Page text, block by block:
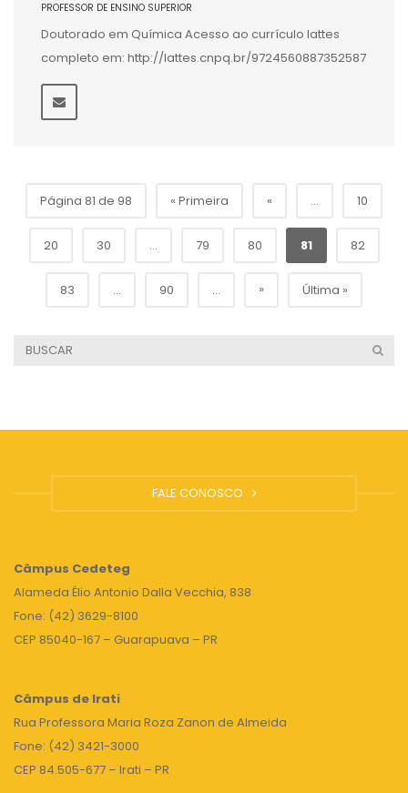
PROFESSOR DE ENSINO SUPERIOR
Doutorado em Química Acesso ao currículo lattes
completo em: http://lattes.cnpq.br/9724560887352587
Página 81 de 98 « Primeira « ... 10
20 30 ... 79 80 81 82
83 ... 90 ... » Última »
FALE CONOSCO
Câmpus Cedeteg
Alameda Élio Antonio Dalla Vecchia, 838
Fone: (42) 3629-8100
CEP 85040-167 – Guarapuava – PR
Câmpus de Irati
Rua Professora Maria Roza Zanon de Almeida
Fone: (42) 3421-3000
CEP 84.505-677 – Irati – PR